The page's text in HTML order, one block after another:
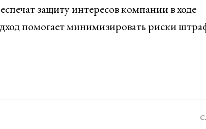
защиту интересов компании в ходе
помогает минимизировать риски